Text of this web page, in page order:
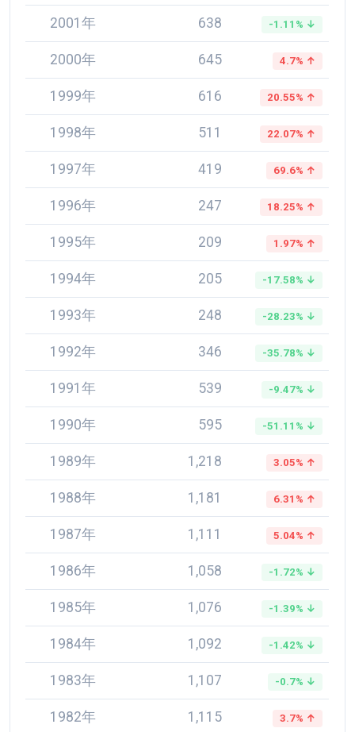
2001年 638 -1.11% ↓
2000年 645 4.7% ↑
1999年 616 20.55% ↑
1998年 511 22.07% ↑
1997年 419 69.6% ↑
1996年 247 18.25% ↑
1995年 209 1.97% ↑
1994年 205 -17.58% ↓
1993年 248 -28.23% ↓
1992年 346 -35.78% ↓
1991年 539 -9.47% ↓
1990年 595 -51.11% ↓
1989年 1,218 3.05% ↑
1988年 1,181 6.31% ↑
1987年 1,111 5.04% ↑
1986年 1,058 -1.72% ↓
1985年 1,076 -1.39% ↓
1984年 1,092 -1.42% ↓
1983年 1,107 -0.7% ↓
1982年 1,115 3.7% ↑